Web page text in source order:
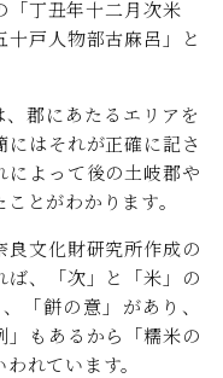
「丁丑年十二月次米
戸人物部古麻呂」と
郡にあたるエリアを
にはそれが正確に記さ
によって後の土岐郡や
とがわかります。
良文化財研究所作成の
ば、「次」と「米」の
「餅の意」があり、
」もあるから「糯米の
れています。